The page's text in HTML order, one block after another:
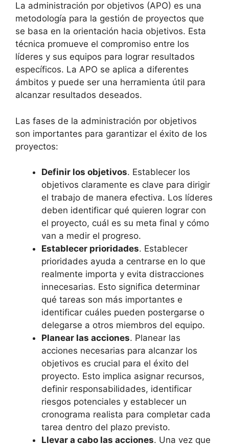
La administración por objetivos (APO) es una
metodología para la gestión de proyectos que
se basa en la orientación hacia objetivos. Esta
técnica promueve el compromiso entre los
líderes y sus equipos para lograr resultados
específicos. La APO se aplica a diferentes
ámbitos y puede ser una herramienta útil para
alcanzar resultados deseados.
Las fases de la administración por objetivos
son importantes para garantizar el éxito de los
proyectos:
Definir los objetivos. Establecer los
objetivos claramente es clave para dirigir
el trabajo de manera efectiva. Los líderes
deben identificar qué quieren lograr con
el proyecto, cuál es su meta final y cómo
van a medir el progreso.
Establecer prioridades. Establecer
prioridades ayuda a centrarse en lo que
realmente importa y evita distracciones
innecesarias. Esto significa determinar
qué tareas son más importantes e
identificar cuáles pueden postergarse o
delegarse a otros miembros del equipo.
Planear las acciones. Planear las
acciones necesarias para alcanzar los
objetivos es crucial para el éxito del
proyecto. Esto implica asignar recursos,
definir responsabilidades, identificar
riesgos potenciales y establecer un
cronograma realista para completar cada
tarea dentro del plazo previsto.
Llevar a cabo las acciones. Una vez que